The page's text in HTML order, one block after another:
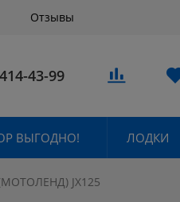
Отзывы
43-99
ВЫГОДНО! ЛОДКИ
JX125